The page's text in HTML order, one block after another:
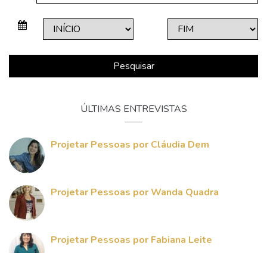
Pesquisar
ÚLTIMAS ENTREVISTAS
Projetar Pessoas por Cláudia Dem
Projetar Pessoas por Wanda Quadra
Projetar Pessoas por Fabiana Leite